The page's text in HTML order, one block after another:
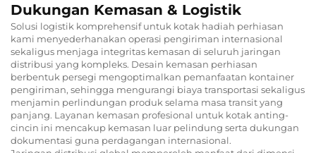
Dukungan Kemasan & Logistik
Solusi logistik komprehensif untuk kotak hadiah perhiasan
kami menyederhanakan operasi pengiriman internasional
sekaligus menjaga integritas kemasan di seluruh jaringan
distribusi yang kompleks. Desain kemasan perhiasan
berbentuk persegi mengoptimalkan pemanfaatan kontainer
pengiriman, sehingga mengurangi biaya transportasi sekaligus
menjamin perlindungan produk selama masa transit yang
panjang. Layanan kemasan profesional untuk kotak anting-
cincin ini mencakup kemasan luar pelindung serta dukungan
dokumentasi guna perdagangan internasional.